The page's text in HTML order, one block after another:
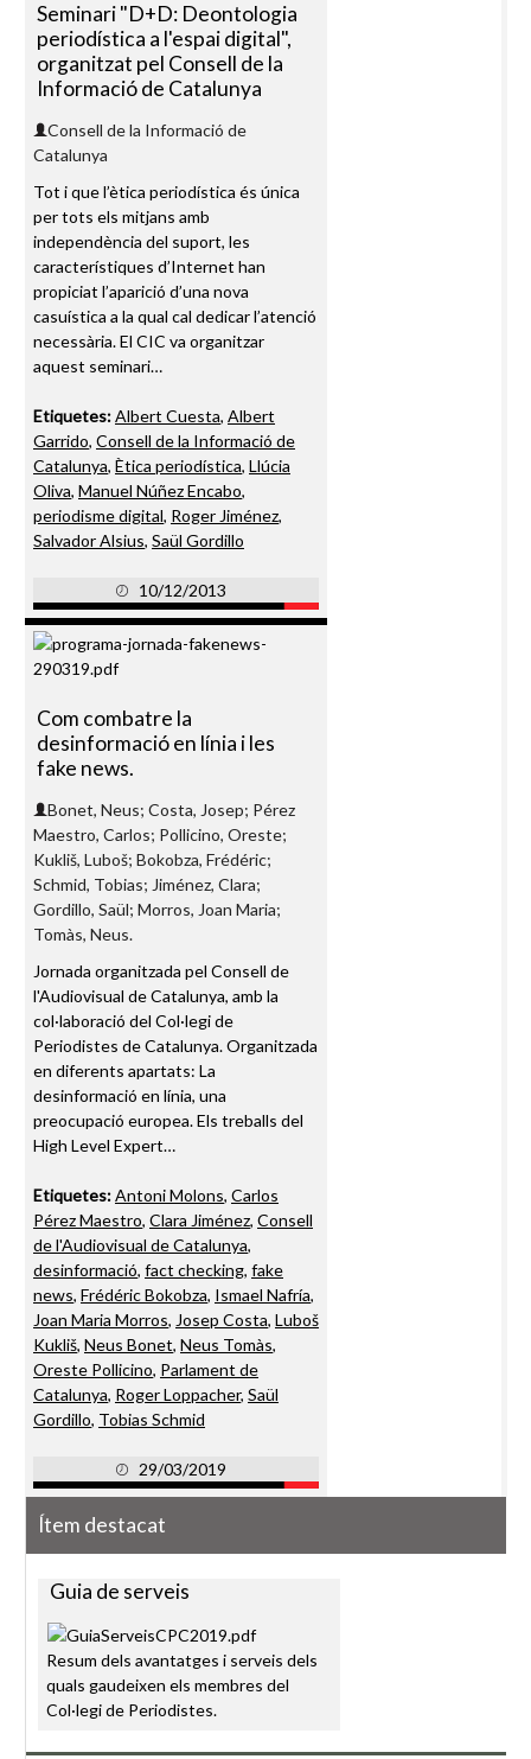
Seminari "D+D: Deontologia
periodística a l'espai digital",
organitzat pel Consell de la
Informació de Catalunya
Consell de la Informació de
Catalunya
Tot i que l’ètica periodística és única
per tots els mitjans amb
independència del suport, les
característiques d’Internet han
propiciat l’aparició d’una nova
casuística a la qual cal dedicar l’atenció
necessària. El CIC va organitzar
aquest seminari…
Etiquetes:Albert Cuesta, Albert
Garrido, Consell de la Informació de
Catalunya, Ètica periodística, Llúcia
Oliva, Manuel Núñez Encabo,
periodisme digital, Roger Jiménez,
Salvador Alsius, Saül Gordillo
10/12/2013
Com combatre la
desinformació en línia i les
fake news.
Bonet, Neus; Costa, Josep; Pérez
Maestro, Carlos; Pollicino, Oreste;
Kukliš, Luboš; Bokobza, Frédéric;
Schmid, Tobias; Jiménez, Clara;
Gordillo, Saül; Morros, Joan Maria;
Tomàs, Neus.
Jornada organitzada pel Consell de
l'Audiovisual de Catalunya, amb la
col·laboració del Col·legi de
Periodistes de Catalunya. Organitzada
en diferents apartats: La
desinformació en línia, una
preocupació europea. Els treballs del
High Level Expert…
Etiquetes:Antoni Molons, Carlos
Pérez Maestro, Clara Jiménez, Consell
de l'Audiovisual de Catalunya,
desinformació, fact checking, fake
news, Frédéric Bokobza, Ismael Nafría,
Joan Maria Morros, Josep Costa, Luboš
Kukliš, Neus Bonet, Neus Tomàs,
Oreste Pollicino, Parlament de
Catalunya, Roger Loppacher, Saül
Gordillo, Tobias Schmid
29/03/2019
Ítem destacat
Guia de serveis
Resum dels avantatges i serveis dels
quals gaudeixen els membres del
Col·legi de Periodistes.